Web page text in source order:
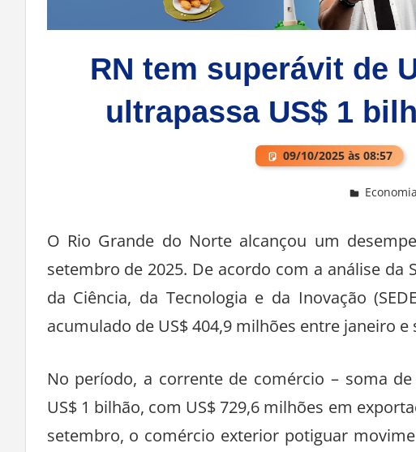
RN tem superávit de
ultrapassa US$ 1
09/10/2025 às 08:57
Economia
O Rio Grande do Norte alcançou um
setembro de 2025. De acordo com a análise
da Ciência, da Tecnologia e da Inovação
acumulado de US$ 404,9 milhões entre janeiro
No período, a corrente de comércio – soma
US$ 1 bilhão, com US$ 729,6 milhões em
setembro, o comércio exterior potiguar